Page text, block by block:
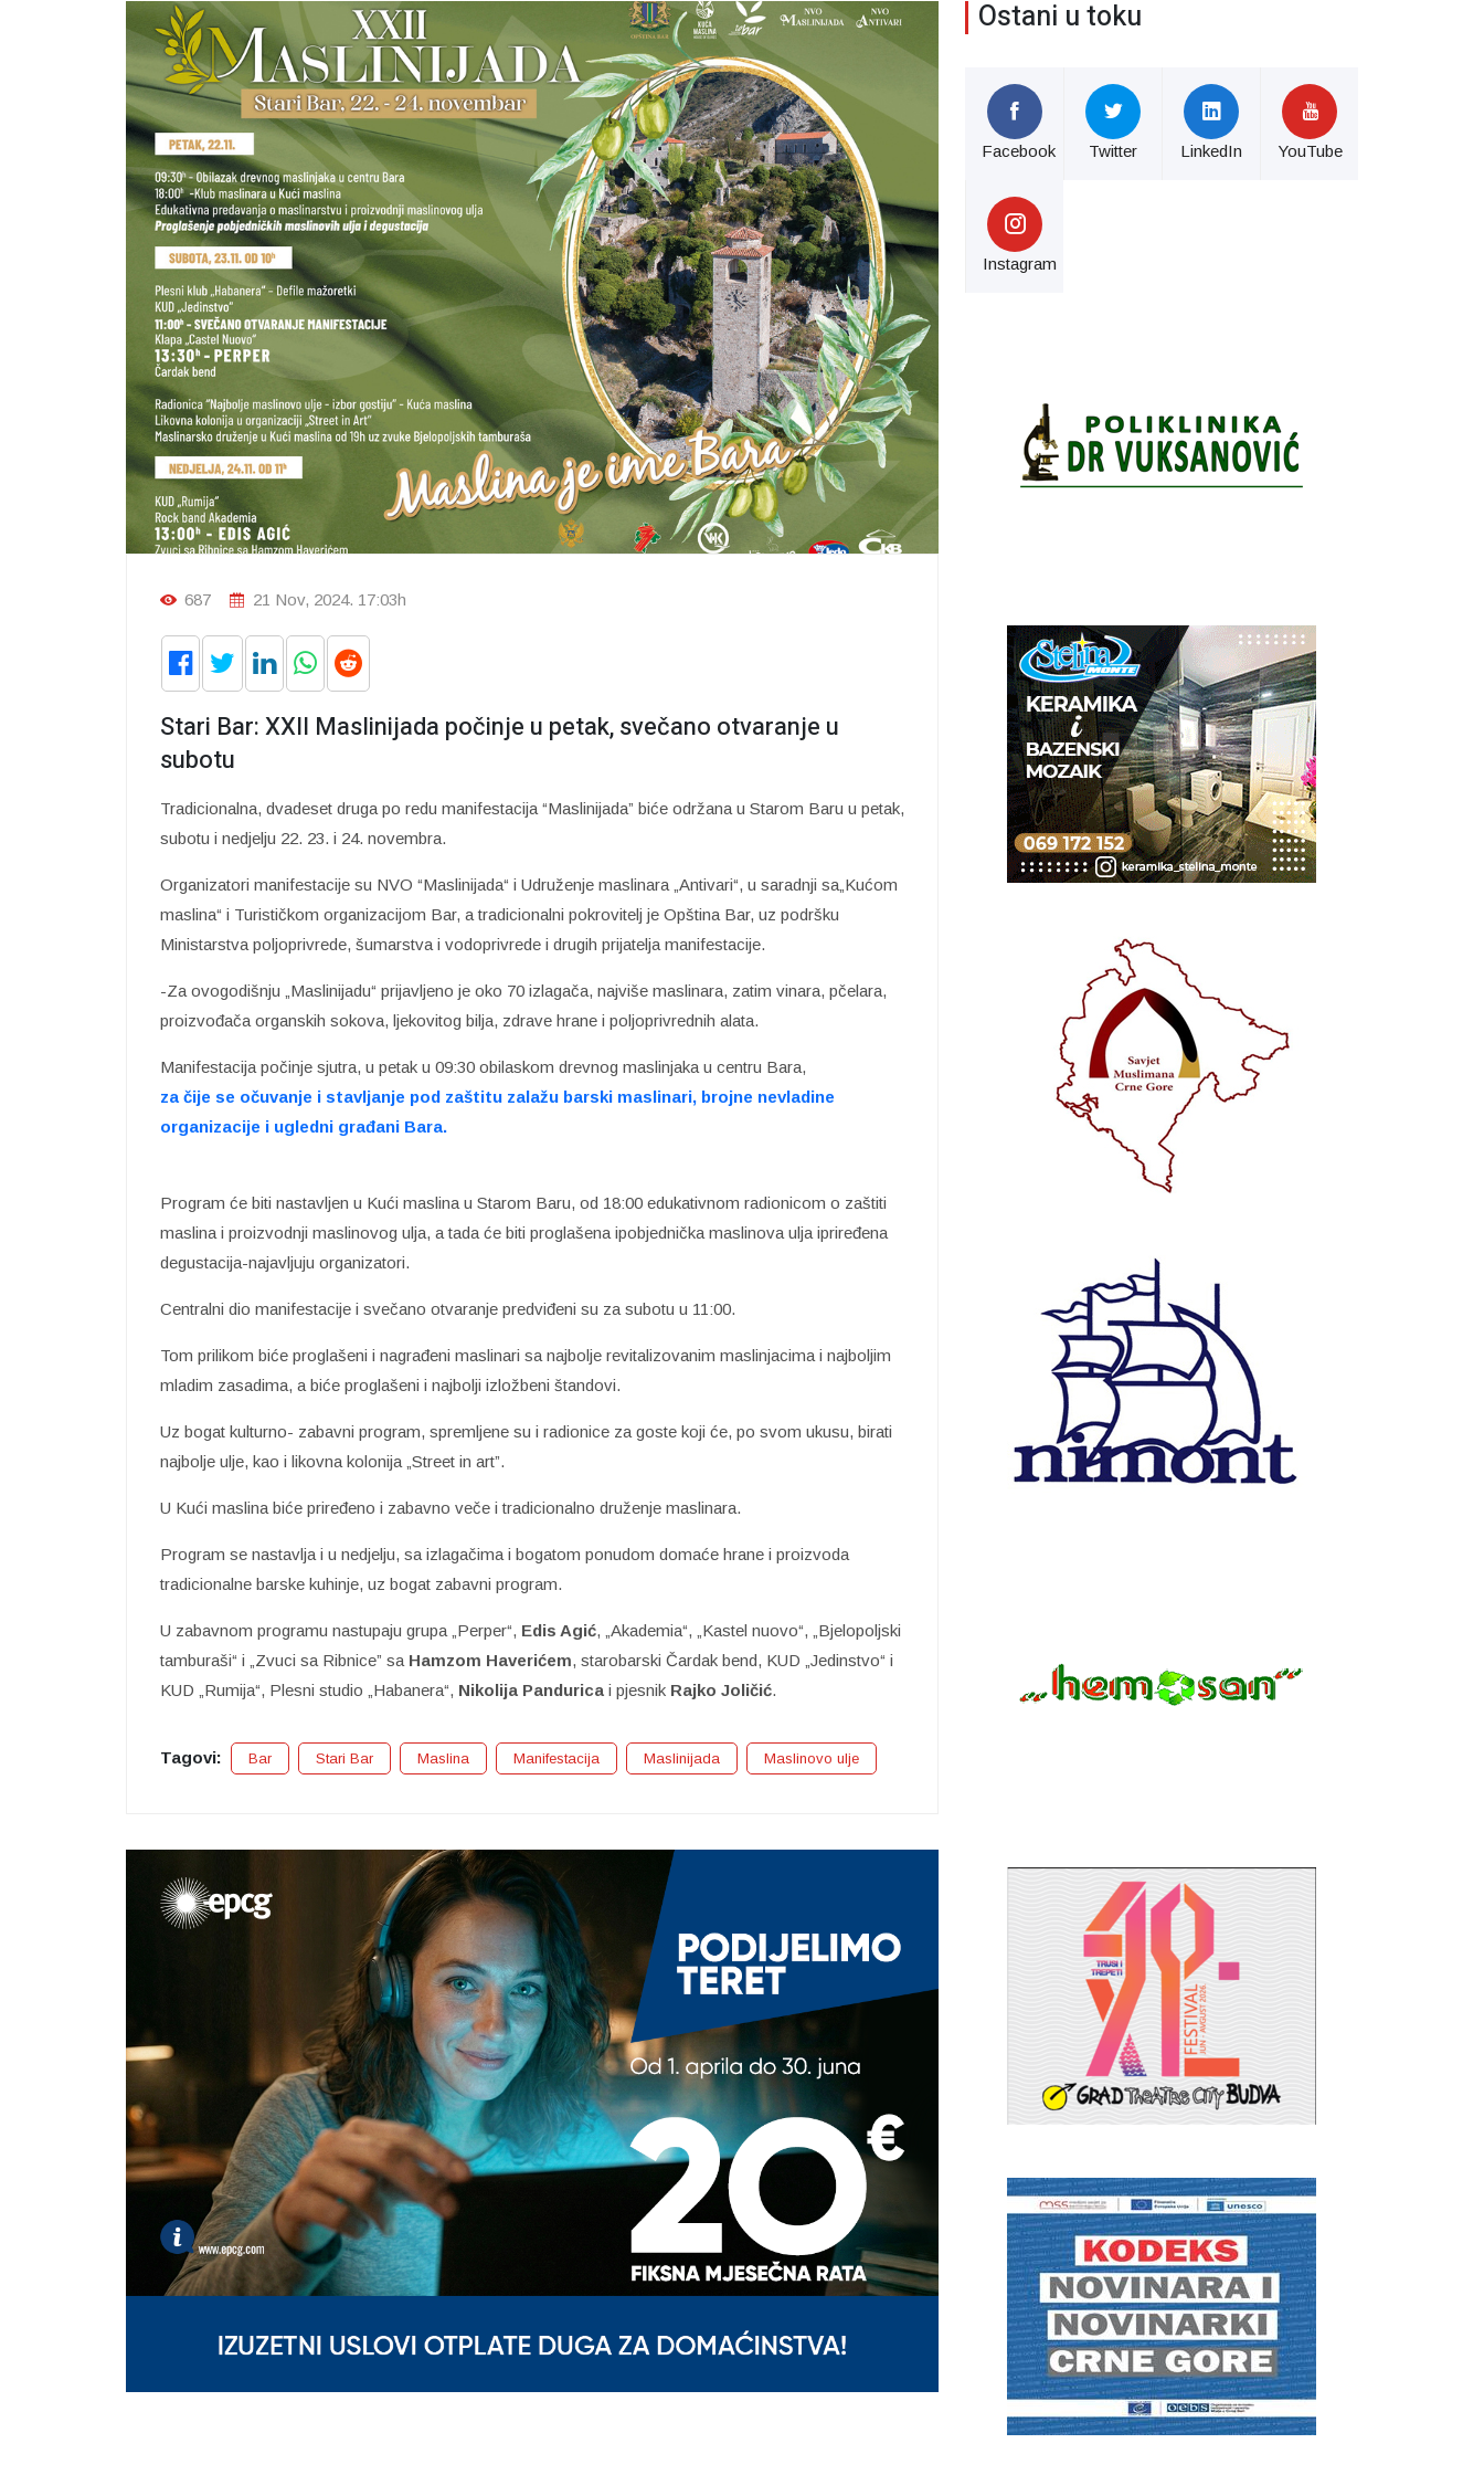
687 21 Nov, 2024. 17:03h
Stari Bar: XXII Maslinijada počinje u petak, svečano otvaranje u
subotu
Tradicionalna, dvadeset druga po redu manifestacija “Maslinijada” biće održana u Starom Baru u petak,
subotu i nedjelju 22. 23. i 24. novembra.
Organizatori manifestacije su NVO “Maslinijada“ i Udruženje maslinara „Antivari“, u saradnji sa„Kućom
maslina“ i Turističkom organizacijom Bar, a tradicionalni pokrovitelj je Opština Bar, uz podršku
Ministarstva poljoprivrede, šumarstva i vodoprivrede i drugih prijatelja manifestacije.
-Za ovogodišnju „Maslinijadu“ prijavljeno je oko 70 izlagača, najviše maslinara, zatim vinara, pčelara,
proizvođača organskih sokova, ljekovitog bilja, zdrave hrane i poljoprivrednih alata.
Manifestacija počinje sjutra, u petak u 09:30 obilaskom drevnog maslinjaka u centru Bara,
za čije se očuvanje i stavljanje pod zaštitu zalažu barski maslinari, brojne nevladine
organizacije i ugledni građani Bara.
Program će biti nastavljen u Kući maslina u Starom Baru, od 18:00 edukativnom radionicom o zaštiti
maslina i proizvodnji maslinovog ulja, a tada će biti proglašena ipobjednička maslinova ulja ipriređena
degustacija-najavljuju organizatori.
Centralni dio manifestacije i svečano otvaranje predviđeni su za subotu u 11:00.
Tom prilikom biće proglašeni i nagrađeni maslinari sa najbolje revitalizovanim maslinjacima i najboljim
mladim zasadima, a biće proglašeni i najbolji izložbeni štandovi.
Uz bogat kulturno- zabavni program, spremljene su i radionice za goste koji će, po svom ukusu, birati
najbolje ulje, kao i likovna kolonija „Street in art”.
U Kući maslina biće priređeno i zabavno veče i tradicionalno druženje maslinara.
Program se nastavlja i u nedjelju, sa izlagačima i bogatom ponudom domaće hrane i proizvoda
tradicionalne barske kuhinje, uz bogat zabavni program.
U zabavnom programu nastupaju grupa „Perper“, Edis Agić, „Akademia“, „Kastel nuovo“, „Bjelopoljski
tamburaši“ i „Zvuci sa Ribnice” sa Hamzom Haverićem, starobarski Čardak bend, KUD „Jedinstvo“ i
KUD „Rumija“, Plesni studio „Habanera“, Nikolija Pandurica i pjesnik Rajko Joličić.
Tagovi: Bar Stari Bar Maslina Manifestacija Maslinijada Maslinovo ulje
Ostani u toku
Facebook Twitter LinkedIn YouTube
Instagram